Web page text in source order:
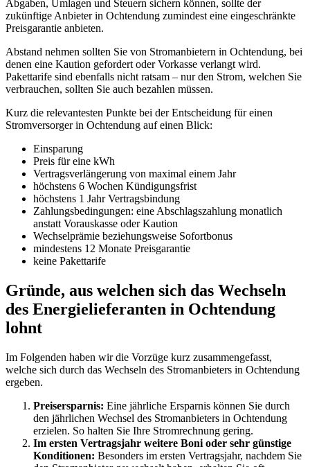
Abgaben, Umlagen und Steuern sichern können, sollte der
zukünftige Anbieter in Ochtendung zumindest eine eingeschränkte
Preisgarantie anbieten.
Abstand nehmen sollten Sie von Stromanbietern in Ochtendung, bei
denen eine Kaution gefordert oder Vorkasse verlangt wird.
Pakettarife sind ebenfalls nicht ratsam – nur den Strom, welchen Sie
verbrauchen, sollten Sie auch bezahlen müssen.
Kurz die relevantesten Punkte bei der Entscheidung für einen
Stromversorger in Ochtendung auf einen Blick:
Einsparung
Preis für eine kWh
Vertragsverlängerung von maximal einem Jahr
höchstens 6 Wochen Kündigungsfrist
höchstens 1 Jahr Vertragsbindung
Zahlungsbedingungen: eine Abschlagszahlung monatlich
anstatt Vorauskasse oder Kaution
Wechselprämie beziehungsweise Sofortbonus
mindestens 12 Monate Preisgarantie
keine Pakettarife
Gründe, aus welchen sich das Wechseln
des Energielieferanten in Ochtendung
lohnt
Im Folgenden haben wir die Vorzüge kurz zusammengefasst,
welche sich durch das Wechseln des Stromanbieters in Ochtendung
ergeben.
Preisersparnis: Eine jährliche Ersparnis können Sie durch
den jährlichen Wechsel des Stromanbieters in Ochtendung
erzielen. So halten Sie Ihre Stromrechnung gering.
Im ersten Vertragsjahr weitere Boni oder sehr günstige
Konditionen: Besonders im ersten Vertragsjahr, nachdem Sie